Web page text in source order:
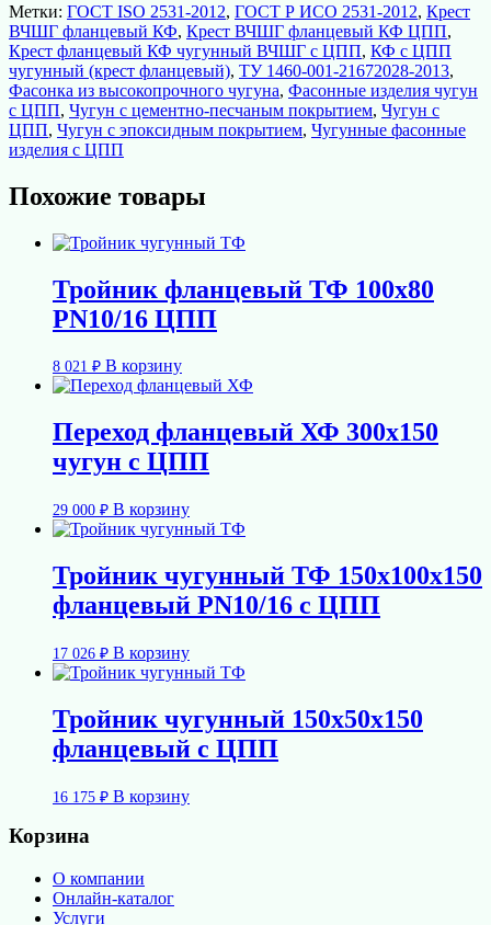
Метки: ГОСТ ISO 2531-2012, ГОСТ Р ИСО 2531-2012, Крест
ВЧШГ фланцевый КФ, Крест ВЧШГ фланцевый КФ ЦПП,
Крест фланцевый КФ чугунный ВЧШГ с ЦПП, КФ с ЦПП
чугунный (крест фланцевый), ТУ 1460-001-21672028-2013,
Фасонка из высокопрочного чугуна, Фасонные изделия чугун
с ЦПП, Чугун с цементно-песчаным покрытием, Чугун с
ЦПП, Чугун с эпоксидным покрытием, Чугунные фасонные
изделия с ЦПП
Похожие товары
Тройник фланцевый ТФ 100х80
PN10/16 ЦПП
8 021 ₽ В корзину
Переход фланцевый ХФ 300х150
чугун с ЦПП
29 000 ₽ В корзину
Тройник чугунный ТФ 150х100х150
фланцевый PN10/16 с ЦПП
17 026 ₽ В корзину
Тройник чугунный 150х50х150
фланцевый с ЦПП
16 175 ₽ В корзину
Корзина
О компании
Онлайн-каталог
Услуги